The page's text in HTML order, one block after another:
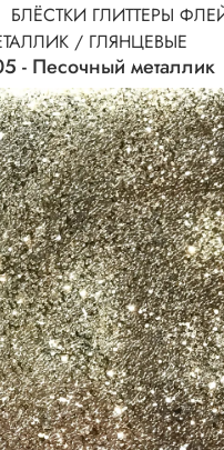
БЛЁСТКИ ГЛИТТЕРЫ
/ ГЛЯНЦЕВЫЕ
- Песочный металлик